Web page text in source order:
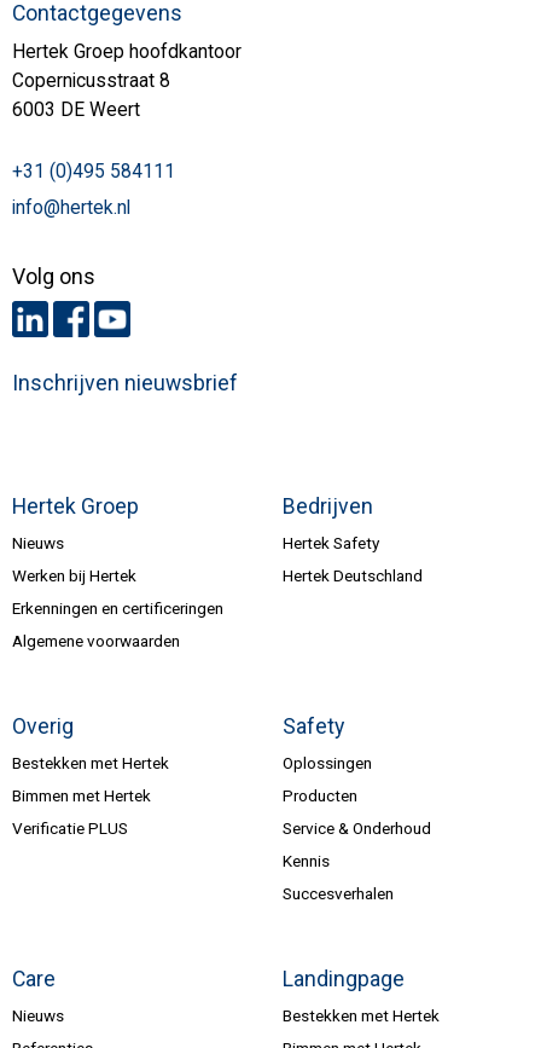
Hertek Groep
Nieuws
Werken bij Hertek
Erkenningen en certificeringen
Algemene voorwaarden
Bedrijven
Hertek Safety
Hertek Deutschland
Overig
Bestekken met Hertek
Bimmen met Hertek
Verificatie PLUS
Safety
Oplossingen
Producten
Service & Onderhoud
Kennis
Succesverhalen
Care
Nieuws
Landingpage
Bestekken met Hertek
Contactgegevens
Hertek Groep hoofdkantoor
Copernicusstraat 8
6003 DE Weert
+31 (0)495 584111
info@hertek.nl
Volg ons
Inschrijven nieuwsbrief